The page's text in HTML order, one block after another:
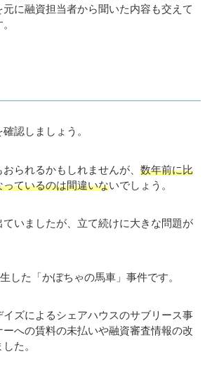
に融資担当者から聞いた内容も交えて
認しましょう。
られるかもしれませんが、 数年前に比
ているのは間違いないでしょう。
いましたが、立て続けに大きな問題が
した「かぼちゃの馬車」事件です。
ズによるシェアハウスのサブリース事
への賃料の未払いや融資審査情報の改
た。